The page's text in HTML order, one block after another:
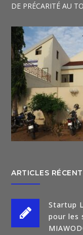
DE PRÉCARITÉ AU
ARTICLES
Startup
pour les